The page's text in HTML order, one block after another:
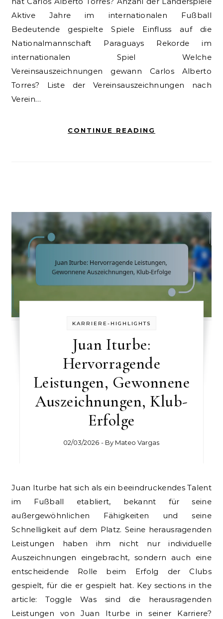
Aktive Jahre im internationalen Fußball
Bedeutende gespielte Spiele Einfluss auf die
Nationalmannschaft Paraguays Rekorde im
internationalen Spiel Welche
Vereinsauszeichnungen gewann Carlos Alberto
Torres? Liste der Vereinsauszeichnungen nach
Verein…
CONTINUE READING
KARRIERE-HIGHLIGHTS
Juan Iturbe:
Hervorragende
Leistungen, Gewonnene
Auszeichnungen, Klub-
Erfolge
02/03/2026 - By Mateo Vargas
Juan Iturbe hat sich als ein beeindruckendes Talent
im Fußball etabliert, bekannt für seine
außergewöhnlichen Fähigkeiten und seine
Schnelligkeit auf dem Platz. Seine herausragenden
Leistungen haben ihm nicht nur individuelle
Auszeichnungen eingebracht, sondern auch eine
entscheidende Rolle beim Erfolg der Clubs
gespielt, für die er gespielt hat. Key sections in the
article: Toggle Was sind die herausragenden
Leistungen von Juan Iturbe in seiner Karriere?